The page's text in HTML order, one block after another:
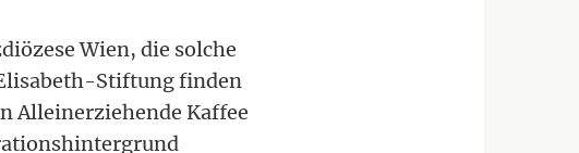
Wien, die solche
Stiftung finden
Alleinerziehende Kaffee